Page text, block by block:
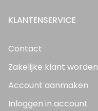
KLANTENSERVICE
Contact
Zakelijke klant worden
Account aanmaken
Inloggen in account